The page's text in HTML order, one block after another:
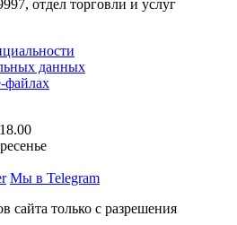
отдел торговли и услуг
данных
файлах
Мы в Telegram
сайта только с разрешения